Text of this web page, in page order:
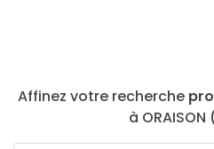
Affinez votre recherche
à